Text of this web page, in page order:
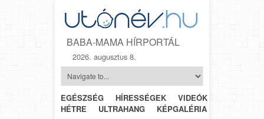
BABA-MAMA HÍRPORTÁL
2026. augusztus 8.
EGÉSZSÉG HÍRESSÉGEK VIDEÓK
HÉTRŐL-
HÉTRE
ULTRAHANG KÉPGALÉRIA